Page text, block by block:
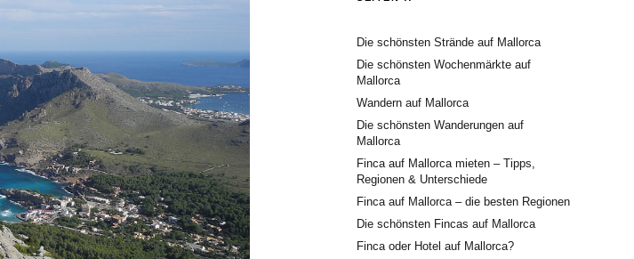
Die schönsten Strände auf Mallorca
Die schönsten Wochenmärkte auf
Mallorca
Wandern auf Mallorca
Die schönsten Wanderungen auf
Mallorca
Finca auf Mallorca mieten – Tipps,
Regionen & Unterschiede
Finca auf Mallorca – die besten Regionen
Die schönsten Fincas auf Mallorca
Finca oder Hotel auf Mallorca?